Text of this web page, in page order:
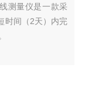
测量仪是一款采
时间（2天）内完